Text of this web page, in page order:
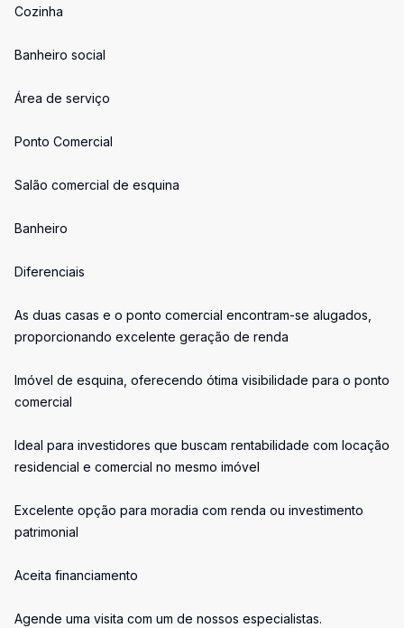
Cozinha
Banheiro social
Área de serviço
Ponto Comercial
Salão comercial de esquina
Banheiro
Diferenciais
As duas casas e o ponto comercial encontram-se alugados,
proporcionando excelente geração de renda
Imóvel de esquina, oferecendo ótima visibilidade para o ponto
comercial
Ideal para investidores que buscam rentabilidade com locação
residencial e comercial no mesmo imóvel
Excelente opção para moradia com renda ou investimento
patrimonial
Aceita financiamento
Agende uma visita com um de nossos especialistas.